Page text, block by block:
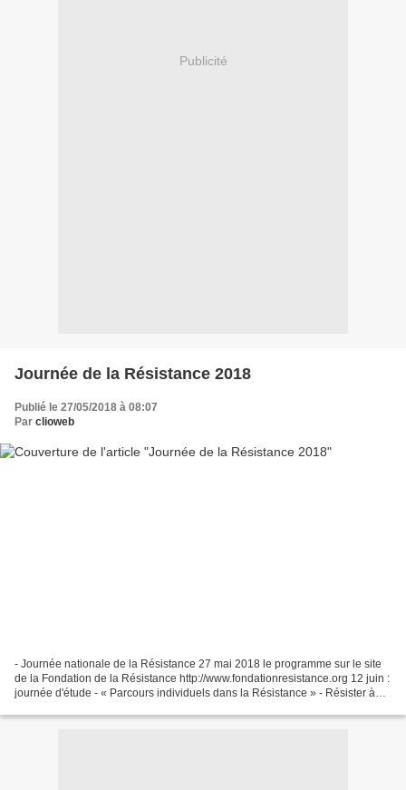
Publicité
Journée de la Résistance 2018
Publié le 27/05/2018 à 08:07
Par clioweb
- Journée nationale de la Résistance 27 mai 2018 le programme sur le site
de la Fondation de la Résistance http://www.fondationresistance.org 12 juin :
journée d'étude - « Parcours individuels dans la Résistance » - Résister à